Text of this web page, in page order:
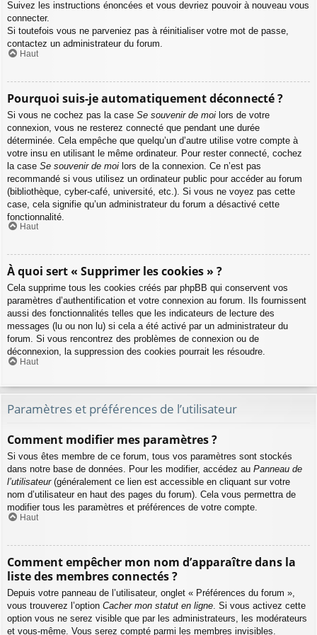
Suivez les instructions énoncées et vous devriez pouvoir à nouveau vous
connecter.
Si toutefois vous ne parveniez pas à réinitialiser votre mot de passe,
contactez un administrateur du forum.
Haut
Pourquoi suis-je automatiquement déconnecté ?
Si vous ne cochez pas la case Se souvenir de moi lors de votre
connexion, vous ne resterez connecté que pendant une durée
déterminée. Cela empêche que quelqu’un d’autre utilise votre compte à
votre insu en utilisant le même ordinateur. Pour rester connecté, cochez
la case Se souvenir de moi lors de la connexion. Ce n’est pas
recommandé si vous utilisez un ordinateur public pour accéder au forum
(bibliothèque, cyber-café, université, etc.). Si vous ne voyez pas cette
case, cela signifie qu’un administrateur du forum a désactivé cette
fonctionnalité.
Haut
À quoi sert « Supprimer les cookies » ?
Cela supprime tous les cookies créés par phpBB qui conservent vos
paramètres d’authentification et votre connexion au forum. Ils fournissent
aussi des fonctionnalités telles que les indicateurs de lecture des
messages (lu ou non lu) si cela a été activé par un administrateur du
forum. Si vous rencontrez des problèmes de connexion ou de
déconnexion, la suppression des cookies pourrait les résoudre.
Haut
Paramètres et préférences de l’utilisateur
Comment modifier mes paramètres ?
Si vous êtes membre de ce forum, tous vos paramètres sont stockés
dans notre base de données. Pour les modifier, accédez au Panneau de
l’utilisateur(généralement ce lien est accessible en cliquant sur votre
nom d’utilisateur en haut des pages du forum). Cela vous permettra de
modifier tous les paramètres et préférences de votre compte.
Haut
Comment empêcher mon nom d’apparaître dans la
liste des membres connectés ?
Depuis votre panneau de l’utilisateur, onglet « Préférences du forum »,
vous trouverez l’option Cacher mon statut en ligne . Si vous activez cette
option vous ne serez visible que par les administrateurs, les modérateurs
et vous-même. Vous serez compté parmi les membres invisibles.